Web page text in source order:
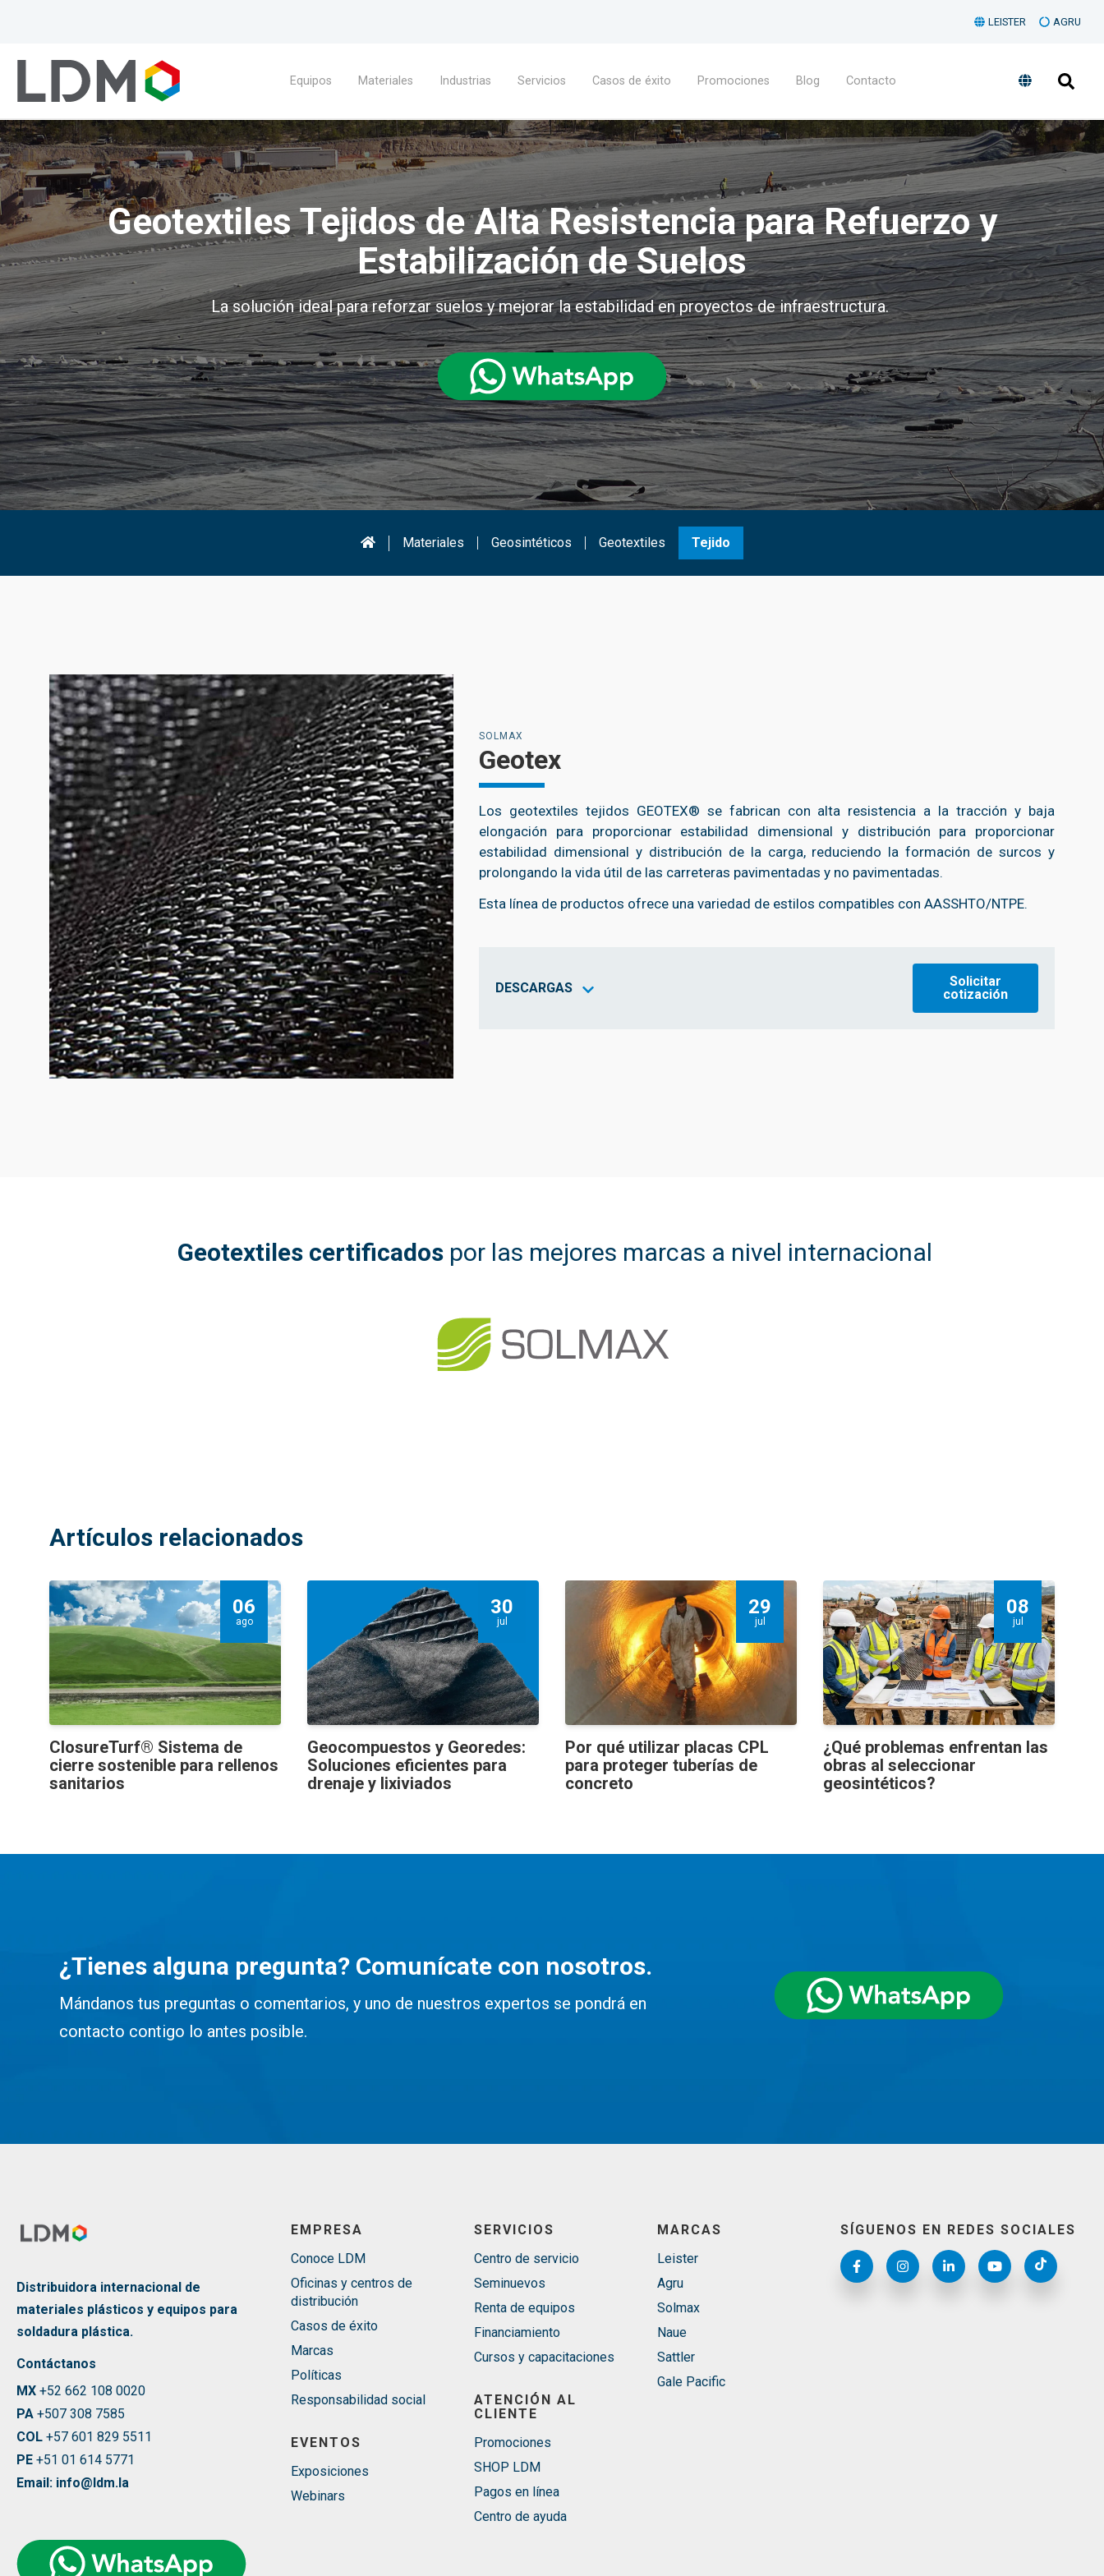
LEISTER AGRU
Equipos Materiales Industrias Servicios Casos de éxito Promociones Blog Contacto
Geotextiles Tejidos de Alta Resistencia para Refuerzo y
Estabilización de Suelos
La solución ideal para reforzar suelos y mejorar la estabilidad en proyectos de infraestructura.
Materiales Geosintéticos Geotextiles Tejido
SOLMAX
Geotex
Los geotextiles tejidos GEOTEX® se fabrican con alta resistencia a la tracción y baja
elongación para proporcionar estabilidad dimensional y distribución para proporcionar
estabilidad dimensional y distribución de la carga, reduciendo la formación de surcos y
prolongando la vida útil de las carreteras pavimentadas y no pavimentadas.
Esta línea de productos ofrece una variedad de estilos compatibles con AASSHTO/NTPE.
DESCARGAS
Solicitar
cotización
Geotextiles certificados por las mejores marcas a nivel internacional
Artículos relacionados
06
ago
ClosureTurf® Sistema de
cierre sostenible para rellenos
sanitarios
30
jul
Geocompuestos y Georedes:
Soluciones eficientes para
drenaje y lixiviados
29
jul
Por qué utilizar placas CPL
para proteger tuberías de
concreto
08
jul
¿Qué problemas enfrentan las
obras al seleccionar
geosintéticos?
¿Tienes alguna pregunta? Comunícate con nosotros.
Mándanos tus preguntas o comentarios, y uno de nuestros expertos se pondrá en
contacto contigo lo antes posible.
Distribuidora internacional de
materiales plásticos y equipos para
soldadura plástica.
Contáctanos
MX +52 662 108 0020
PA +507 308 7585
COL +57 601 829 5511
PE +51 01 614 5771
Email: info@ldm.la
EMPRESA
Conoce LDM
Oficinas y centros de
distribución
Casos de éxito
Marcas
Políticas
Responsabilidad social
EVENTOS
Exposiciones
Webinars
SERVICIOS
Centro de servicio
Seminuevos
Renta de equipos
Financiamiento
Cursos y capacitaciones
ATENCIÓN AL
CLIENTE
Promociones
SHOP LDM
Pagos en línea
Centro de ayuda
MARCAS
Leister
Agru
Solmax
Naue
Sattler
Gale Pacific
SÍGUENOS EN REDES SOCIALES